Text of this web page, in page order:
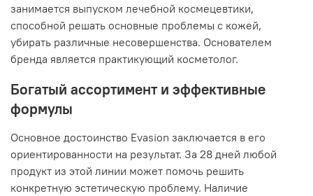
занимается выпуском лечебной космецевтики,
способной решать основные проблемы с кожей,
убирать различные несовершенства. Основателем
бренда является практикующий косметолог.
Богатый ассортимент и эффективные
формулы
Основное достоинство Evasion заключается в его
ориентированности на результат. За 28 дней любой
продукт из этой линии может помочь решить
конкретную эстетическую проблему. Наличие